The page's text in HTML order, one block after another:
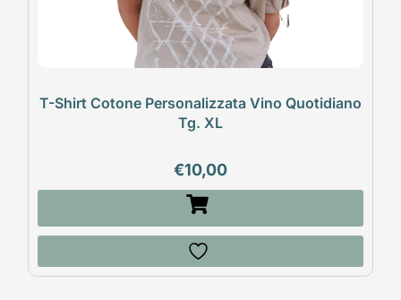
T-Shirt Cotone Personalizzata Vino Quotidiano
Tg. XL
€10,00